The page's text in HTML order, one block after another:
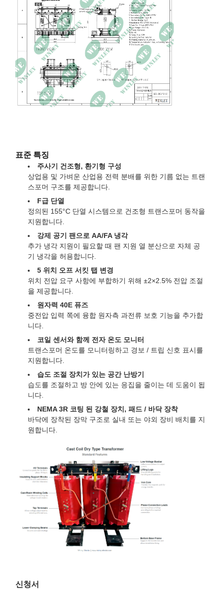
격납고 등급 NEMA 3R
크기 71L × 59W × 71H 인치
무게 3960파운드
표준 특징
주사기 건조형, 환기형 구성
상업용 및 가벼운 산업용 전력 분배를 위한 기름 없는 트랜
스포머 구조를 제공합니다.
F급 단열
정의된 155°C 단열 시스템으로 건조형 트랜스포머 동작을
지원합니다.
강제 공기 팬으로 AA/FA 냉각
추가 냉각 지원이 필요할 때 팬 지원 열 분산으로 자체 공
기 냉각을 허용합니다.
5 위치 오프 서킷 탭 변경
위치 전압 요구 사항에 부합하기 위해 ±2×2.5% 전압 조절
을 제공합니다.
원자력 40E 퓨즈
중전압 입력 쪽에 융합 원자측 과전류 보호 기능을 추가합
니다.
코일 센서와 함께 전자 온도 모니터
트랜스포머 온도를 모니터링하고 경보 / 트립 신호 표시를
지원합니다.
습도 조절 장치가 있는 공간 난방기
습도를 조절하고 방 안에 있는 응집을 줄이는 데 도움이 됩
니다.
NEMA 3R 코팅 된 강철 장치, 패드 / 바닥 장착
바닥에 장착된 장막 구조로 실내 또는 야외 장비 배치를 지
원합니다.
신청서